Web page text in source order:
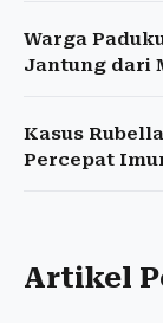
Warga
Jantung dari
Kasus
Percepat
Artikel